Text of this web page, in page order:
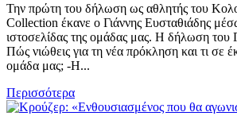
Την πρώτη του δήλωση ως αθλητής του
Collection έκανε ο Γιάννης Ευσταθιάδης
ιστοσελίδας της ομάδας μας. Η δήλωση του
Πώς νιώθεις για τη νέα πρόκληση και τι σε
ομάδα μας; -Η...
Περισσότερα